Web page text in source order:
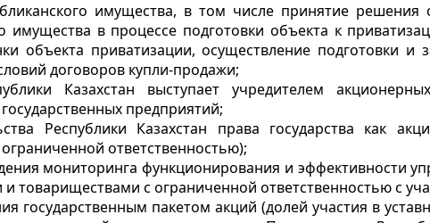
имущества, в том числе принятие решения
имущества в процессе подготовки объекта к
объекта приватизации, осуществление подготовки и
договоров купли-продажи;
Казахстан выступает учредителем
предприятий;
Республики Казахстан права государства как
ответственностью);
мониторинга функционирования и эффективности
с ограниченной ответственностью с
государственным пакетом акций (долей участия в